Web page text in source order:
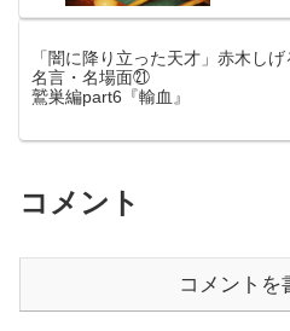
「闇に降り立った天才」赤木しげ
名言・名場面㉑
鷲巣編part6『輸血』
コメント
コメントを